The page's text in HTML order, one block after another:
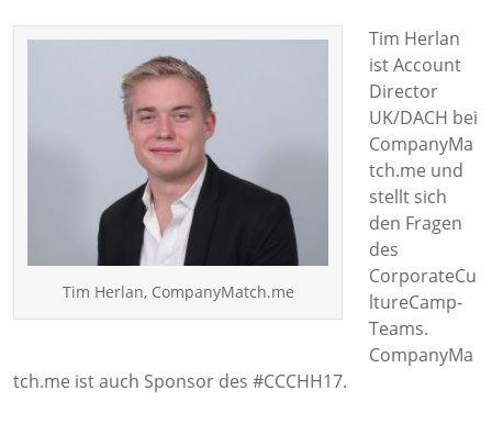
Tim Herlan, CompanyMatch.me
Tim Herlan
ist Account
Director
UK/DACH bei
CompanyMa
tch.me und
stellt sich
den Fragen
des
CorporateCu
ltureCamp-
Teams.
CompanyMa
tch.me ist auch Sponsor des #CCCHH17.